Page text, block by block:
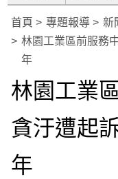
首頁 專題報導
新
林園工業區前服務
年
林園工業
貪汙遭起
年